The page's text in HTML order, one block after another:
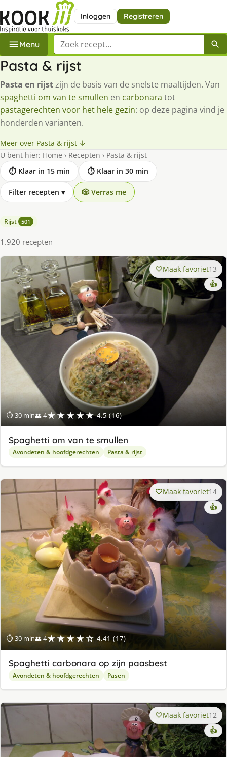
Inloggen Registreren
Menu Zoek een recept
Pasta & rijst
Pasta en rijstzijn de basis van de snelste maaltijden. Van
spaghetti om van te smullen en carbonara tot
pastagerechten voor het hele gezin: op deze pagina vind je
honderden varianten.
Meer over Pasta & rijst ↓
U bent hier: Home › Recepten › Pasta & rijst
⏱ Klaar in 15 min
⏱ Klaar in 30 min
Filter recepten ▾ 🎲 Verras me
Rijst 501
1.920 recepten
⏱ 30 min👥 4★★★★★ 4.5 (16)
Maak favoriet13
👍
Spaghetti om van te smullen
Avondeten & hoofdgerechten Pasta & rijst
⏱ 30 min👥 4★★★★☆ 4.41 (17)
Maak favoriet14
👍
Spaghetti carbonara op zijn paasbest
Avondeten & hoofdgerechten Pasen
Maak favoriet12
👍